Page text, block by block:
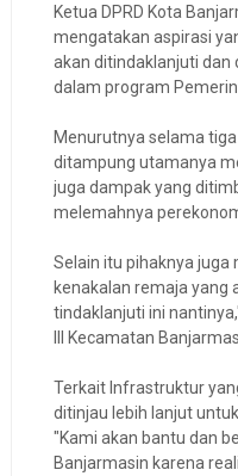
Ketua DPRD Kota
mengatakan aspirasi
akan ditindaklanjuti dan
dalam program
Menurutnya selama
ditampung utamanya
juga dampak yang
melemahnya
Selain itu pihaknya
kenakalan remaja yang
tindaklanjuti ini
III Kecamatan
Terkait Infrastruktur
ditinjau lebih lanjut
"Kami akan bantu dan
Banjarmasin karena